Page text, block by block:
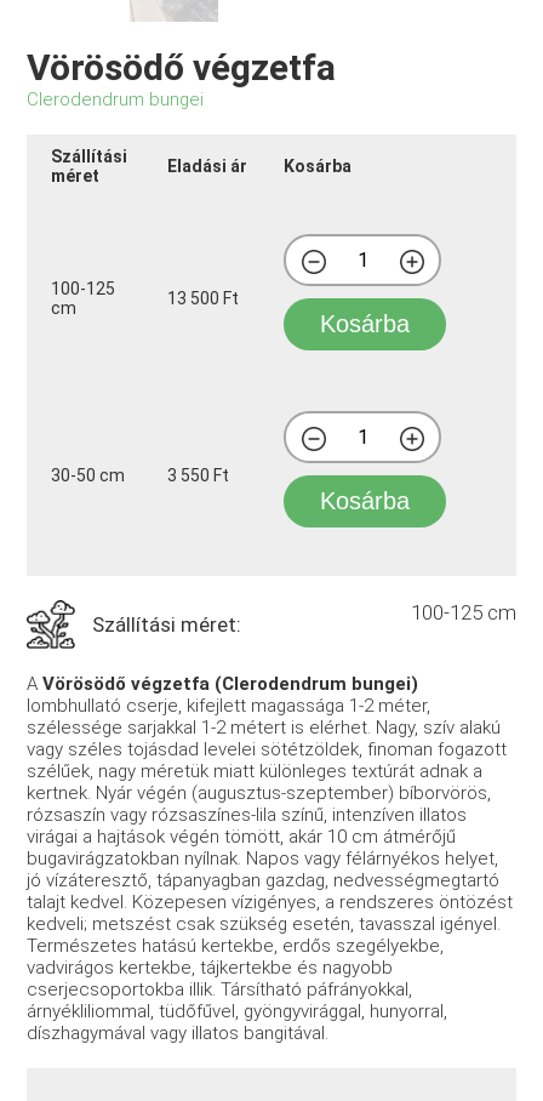
Vörösödő végzetfa
Clerodendrum bungei
Szállítási
méret
Eladási ár Kosárba
100-125
cm
13 500 Ft
Kosárba
30-50 cm 3 550 Ft
Kosárba
Szállítási méret: 100-125 cm
A Vörösödő végzetfa (Clerodendrum bungei)
lombhullató cserje, kifejlett magassága 1-2 méter,
szélessége sarjakkal 1-2 métert is elérhet. Nagy, szív alakú
vagy széles tojásdad levelei sötétzöldek, finoman fogazott
szélűek, nagy méretük miatt különleges textúrát adnak a
kertnek. Nyár végén (augusztus-szeptember) bíborvörös,
rózsaszín vagy rózsaszínes-lila színű, intenzíven illatos
virágai a hajtások végén tömött, akár 10 cm átmérőjű
bugavirágzatokban nyílnak. Napos vagy félárnyékos helyet,
jó vízáteresztő, tápanyagban gazdag, nedvességmegtartó
talajt kedvel. Közepesen vízigényes, a rendszeres öntözést
kedveli; metszést csak szükség esetén, tavasszal igényel.
Természetes hatású kertekbe, erdős szegélyekbe,
vadvirágos kertekbe, tájkertekbe és nagyobb
cserjecsoportokba illik. Társítható páfrányokkal,
árnyékliliommal, tüdőfűvel, gyöngyvirággal, hunyorral,
díszhagymával vagy illatos bangitával.